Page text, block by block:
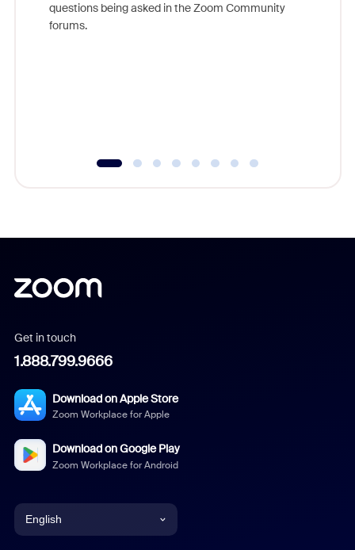
questions being asked in the Zoom Community
forums.
Get in touch
1.888.799.9666
Download on Apple Store
Zoom Workplace for Apple
Download on Google Play
Zoom Workplace for Android
English